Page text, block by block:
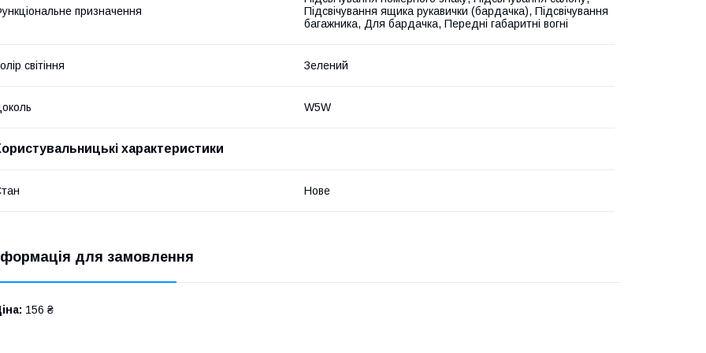
призначення
Підсвічування ящика рукавички (бардачка), Підсвічування
багажника, Для бардачка, Передні габаритні вогні
світіння Зелений
W5W
характеристики
Нове
для замовлення
156 ₴